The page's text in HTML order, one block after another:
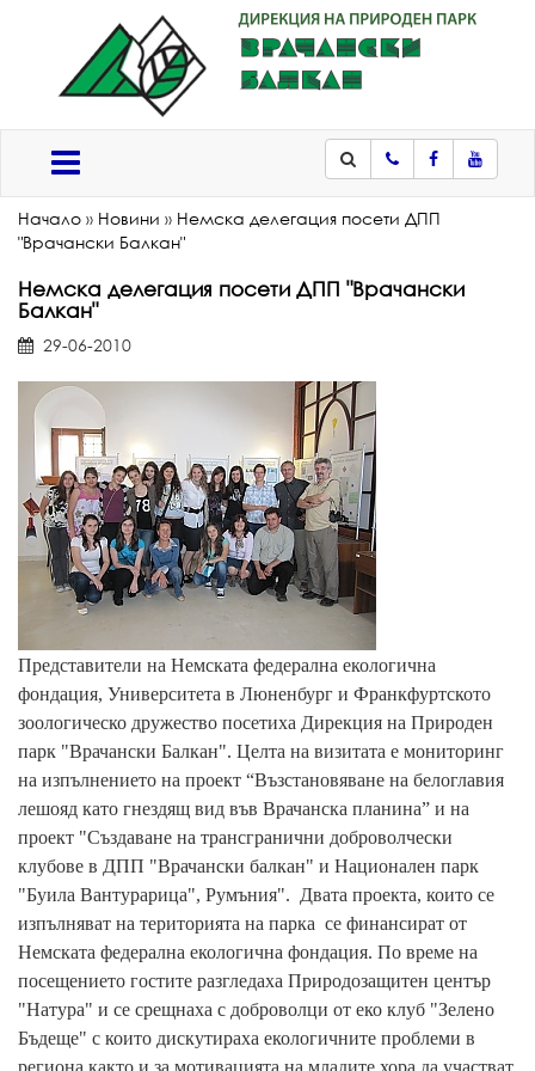
ТелефонFacebook
Начало » Новини » Немска делегация посети ДПП
"Врачански Балкан"
Немска делегация посети ДПП "Врачански
Балкан"
29-06-2010
Представители на Немската федерална екологична
фондация, Университета в Люненбург и Франкфуртското
зоологическо дружество посетиха Дирекция на Природен
парк "Врачански Балкан". Целта на визитата е мониторинг
на изпълнението на проект “Възстановяване на белоглавия
лешояд като гнездящ вид във Врачанска планина” и на
проект "Създаване на трансгранични доброволчески
клубове в ДПП "Врачански балкан" и Национален парк
"Буила Вантурарица", Румъния". Двата проекта, които се
изпълняват на територията на парка се финансират от
Немската федерална екологична фондация. По време на
посещението гостите разгледаха Природозащитен център
"Натура" и се срещнаха с доброволци от еко клуб "Зелено
Бъдеще" с които дискутираха екологичните проблеми в
региона както и за мотивацията на младите хора да участват